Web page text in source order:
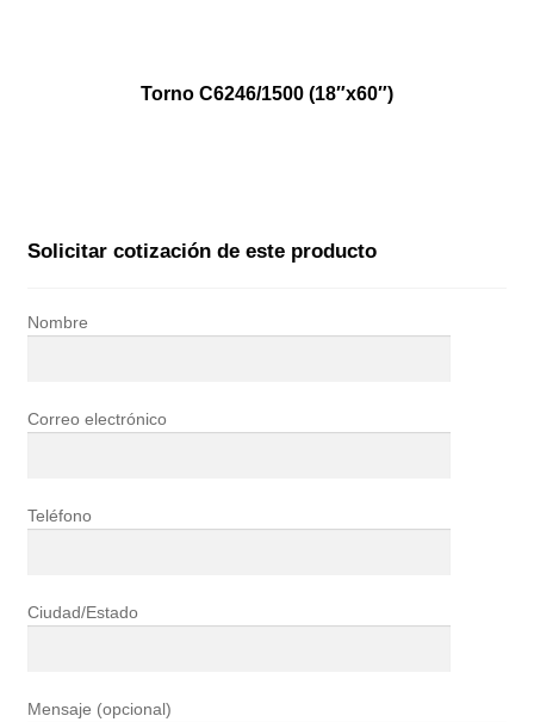
Torno C6246/1500 (18″x60″)
Solicitar cotización de este producto
Nombre
Correo electrónico
Teléfono
Ciudad/Estado
Mensaje (opcional)